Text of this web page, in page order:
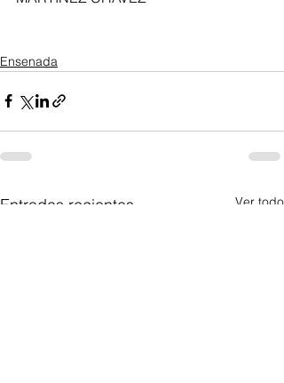
Ensenada
Entradas recientes Ver todo